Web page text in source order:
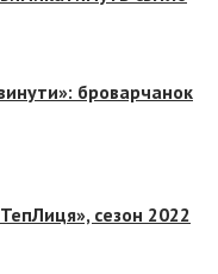
броварчанок
сезон 2022